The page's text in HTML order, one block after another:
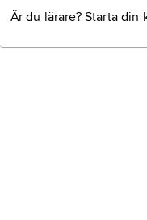
Är du lärare? Starta